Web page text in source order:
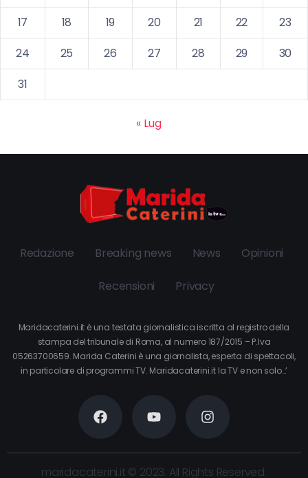
17
18 19 20 21 22
23
24
25 26 27 28 29
30
31
« Lug
Redazione Breaking news News Opinioni
Recensioni Privacy
Maridacaterini.it è una testata giornalistica iscritta al registro della
stampa del tribunale di Roma, al numero 187/2015 – P.Iva
05263700659. Marida Caterini è una giornalista, esperta di spettacoli,
in particolare di programmi TV. Maridacaterini.it la TV e non solo…’
maridacaterini.it © 2023. All Rights Reserved.